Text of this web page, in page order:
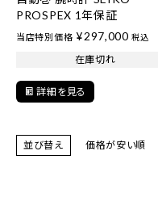
PROSPEX 1年保証
当店特別価格 ¥297,000 税込
在庫切れ
詳細を見る
並び替え 価格が安い順